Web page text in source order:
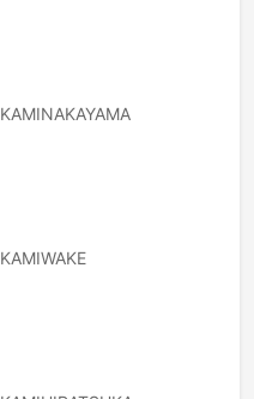
KAMINAKAYAMA
KAMIWAKE